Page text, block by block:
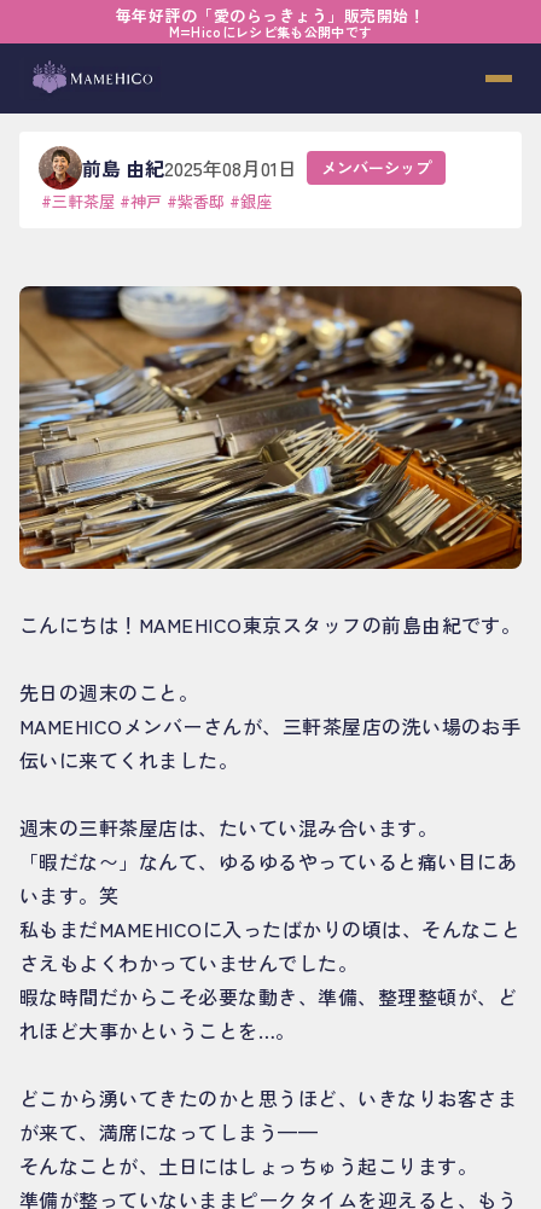
毎年好評の「愛のらっきょう」販売開始！
M=Hicoにレシピ集も公開中です
› メンバーシップ› はたらく姿に学ぶ
はたらく姿に学ぶ
前島 由紀2025年08月01日
メンバーシップ
#三軒茶屋 #神戸 #紫香邸 #銀座
こんにちは！MAMEHICO東京スタッフの前島由紀です。
先日の週末のこと。
MAMEHICOメンバーさんが、三軒茶屋店の洗い場のお手
伝いに来てくれました。
週末の三軒茶屋店は、たいてい混み合います。
「暇だな〜」なんて、ゆるゆるやっていると痛い目にあ
います。笑
私もまだMAMEHICOに入ったばかりの頃は、そんなこと
さえもよくわかっていませんでした。
暇な時間だからこそ必要な動き、準備、整理整頓が、ど
れほど大事かということを…。
どこから湧いてきたのかと思うほど、いきなりお客さま
が来て、満席になってしまう——
そんなことが、土日にはしょっちゅう起こります。
準備が整っていないままピークタイムを迎えると、もう